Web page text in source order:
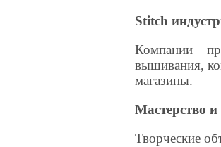
Stitch
Компании –
вышивания,
магазины.
Мастерство и
Творческие